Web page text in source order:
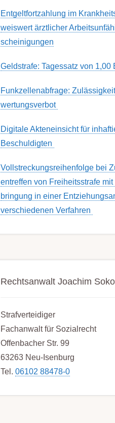
Ent­gelt­fort­zahl­ung im
weis­wert ärzt­lich­er
schein­igung­en
Geldstrafe: Tagessatz von 1,00
Funk­zell­en­ab­fra­ge:
wert­ungs­ver­bot
Digitale Akteneinsicht für
Beschuldigten
Voll­streckungs­­­reihenfolge bei
en­treffen von Frei­heits­strafe
bring­ung in einer
ver­schied­enen Ver­fahren
Rechtsanwalt Joachim
Strafverteidiger
Fachanwalt für Sozialrecht
Offenbacher Str. 99
63263 Neu-Isenburg
Tel. 06102 88478-0